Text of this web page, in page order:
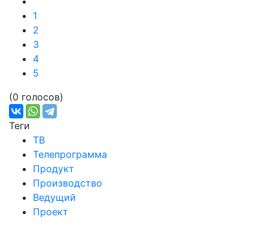
1
2
3
4
5
(0 голосов)
Теги
ТВ
Телепрограмма
Продукт
Производство
Ведущий
Проект